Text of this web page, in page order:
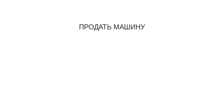
ПРОДАТЬ МАШИНУ